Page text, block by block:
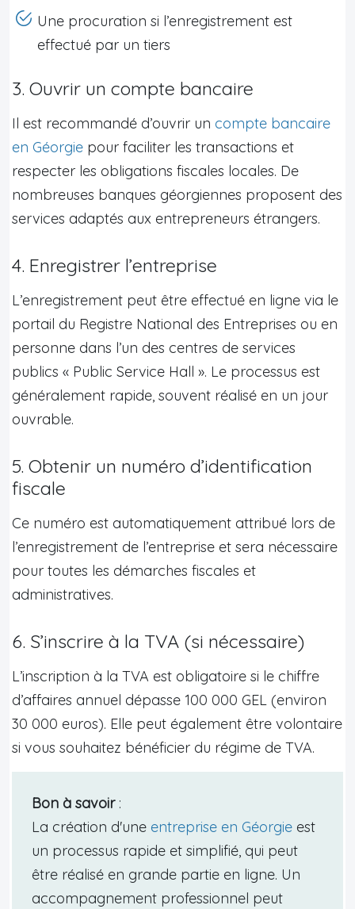
Une procuration si l’enregistrement est
effectué par un tiers
3. Ouvrir un compte bancaire
Il est recommandé d’ouvrir un compte bancaire
en Géorgie pour faciliter les transactions et
respecter les obligations fiscales locales. De
nombreuses banques géorgiennes proposent des
services adaptés aux entrepreneurs étrangers.
4. Enregistrer l’entreprise
L’enregistrement peut être effectué en ligne via le
portail du Registre National des Entreprises ou en
personne dans l’un des centres de services
publics « Public Service Hall ». Le processus est
généralement rapide, souvent réalisé en un jour
ouvrable.
5. Obtenir un numéro d’identification
fiscale
Ce numéro est automatiquement attribué lors de
l’enregistrement de l’entreprise et sera nécessaire
pour toutes les démarches fiscales et
administratives.
6. S’inscrire à la TVA (si nécessaire)
L’inscription à la TVA est obligatoire si le chiffre
d’affaires annuel dépasse 100 000 GEL (environ
30 000 euros). Elle peut également être volontaire
si vous souhaitez bénéficier du régime de TVA.
Bon à savoir:
La création d'une entreprise en Géorgie est
un processus rapide et simplifié, qui peut
être réalisé en grande partie en ligne. Un
accompagnement professionnel peut